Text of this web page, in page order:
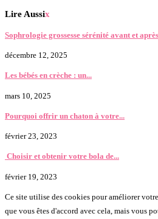
Lire Aussix
Sophrologie grossesse sérénité avant et
décembre 12, 2025
Les bébés en crèche : un...
mars 10, 2025
Pourquoi offrir un chaton à votre...
février 23, 2023
Choisir et obtenir votre bola de...
février 19, 2023
Ce site utilise des cookies pour améliorer
que vous êtes d'accord avec cela, mais vous